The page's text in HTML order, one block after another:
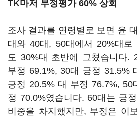
TK마저 부정평가 60% 상회
조사 결과를 연령별로 보면 윤
대와 40대, 50대에서 20%대로
도 30%대 초반에 그쳤습니다.
부정 69.1%, 30대 긍정 31.5%
긍정 20.5% 대 부정 76.7%, 50
정 70.0%였습니다. 60대는 긍
비중을 차지했지만, 부정은 이